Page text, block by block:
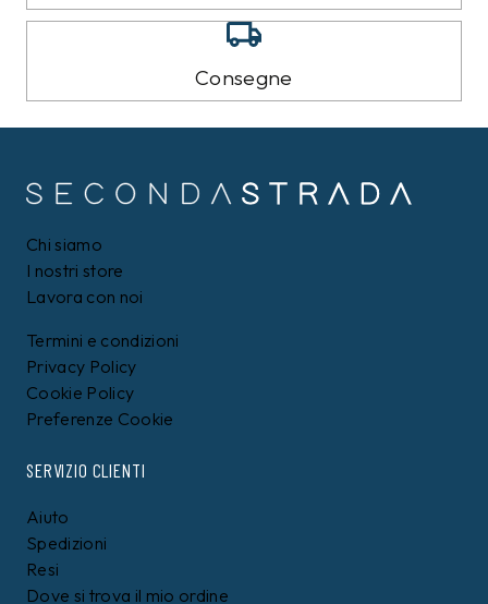
Consegne
Chi siamo
I nostri store
Lavora con noi
Termini e condizioni
Privacy Policy
Cookie Policy
Preferenze Cookie
SERVIZIO CLIENTI
Aiuto
Spedizioni
Resi
Dove si trova il mio ordine